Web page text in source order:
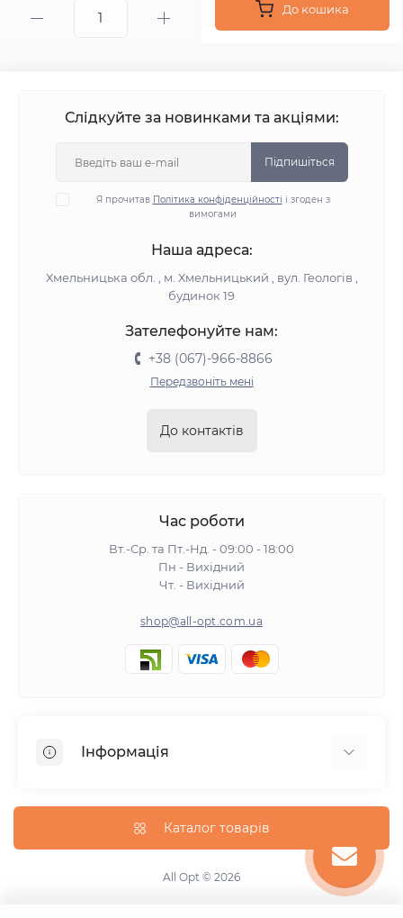
До кошика
Слідкуйте за новинками та акціями:
Підпишіться
Я прочитав Політика конфіденційності і згоден з
вимогами
Наша адреса:
Хмельницька обл. , м. Хмельницький , вул. Геологів ,
будинок 19
Зателефонуйте нам:
+38 (067)-966-8866
Передзвоніть мені
До контактів
Час роботи
Вт.-Ср. та Пт.-Нд. - 09:00 - 18:00
Пн - Вихідний
Чт. - Вихідний
shop@all-opt.com.ua
Інформація
Оплата та доставка
Повернення та обмін
Політика конфіденційності
Каталог товарів
All Opt © 2026